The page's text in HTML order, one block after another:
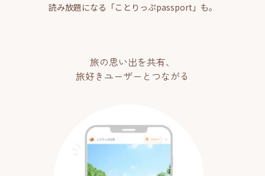
読み放題になる「ことりっぷpassport」も。
旅の思い出を共有、
旅好きユーザーとつながる